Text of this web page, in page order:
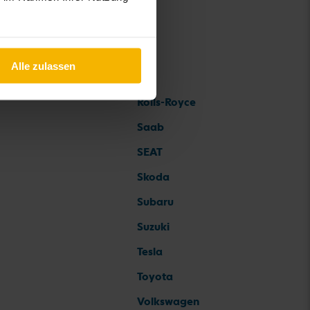
Alle zulassen
Rolls-Royce
Saab
SEAT
Skoda
Subaru
Suzuki
Tesla
Toyota
Volkswagen